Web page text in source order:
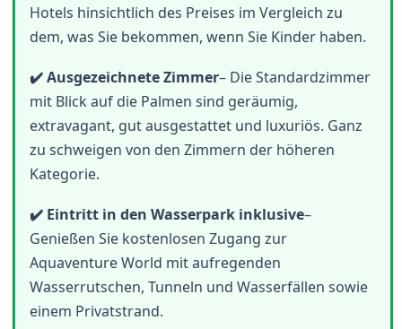
Hotels hinsichtlich des Preises im Vergleich zu
dem, was Sie bekommen, wenn Sie Kinder haben.
✔️ Ausgezeichnete Zimmer– Die Standardzimmer
mit Blick auf die Palmen sind geräumig,
extravagant, gut ausgestattet und luxuriös. Ganz
zu schweigen von den Zimmern der höheren
Kategorie.
✔️ Eintritt in den Wasserpark inklusive–
Genießen Sie kostenlosen Zugang zur
Aquaventure World mit aufregenden
Wasserrutschen, Tunneln und Wasserfällen sowie
einem Privatstrand.